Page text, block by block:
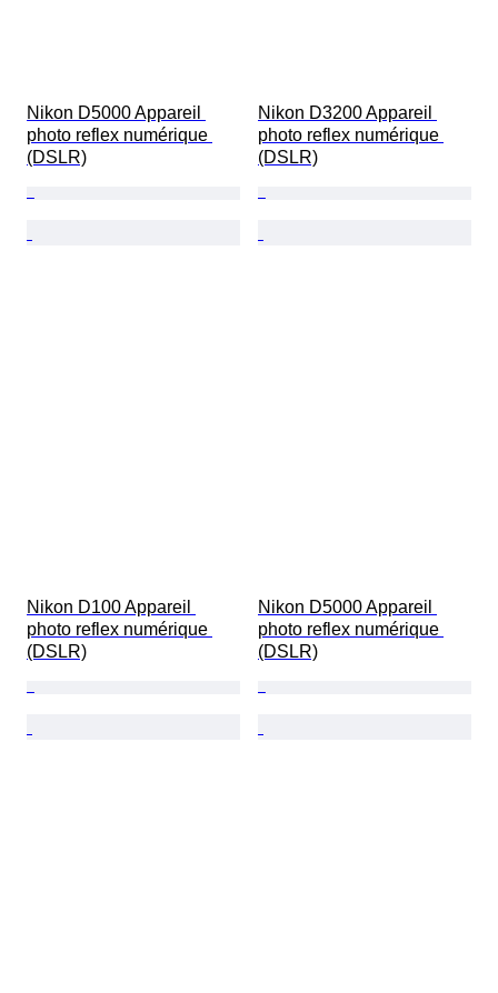
Nikon D5000 Appareil
photo reflex numérique
(DSLR)
Nikon D3200 Appareil
photo reflex numérique
(DSLR)
Nikon D100 Appareil
photo reflex numérique
(DSLR)
Nikon D5000 Appareil
photo reflex numérique
(DSLR)